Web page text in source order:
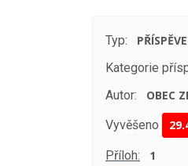
Typ:
Kategorie
Autor:
OBEC
Vyvěšeno
Příloh: 1